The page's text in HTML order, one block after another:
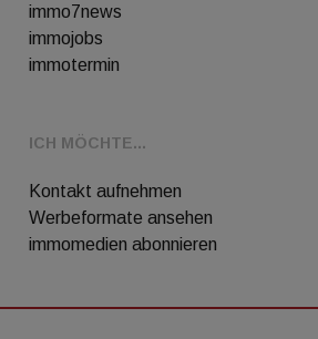
immo7news
immojobs
immotermin
ICH MÖCHTE...
Kontakt aufnehmen
Werbeformate ansehen
immomedien abonnieren